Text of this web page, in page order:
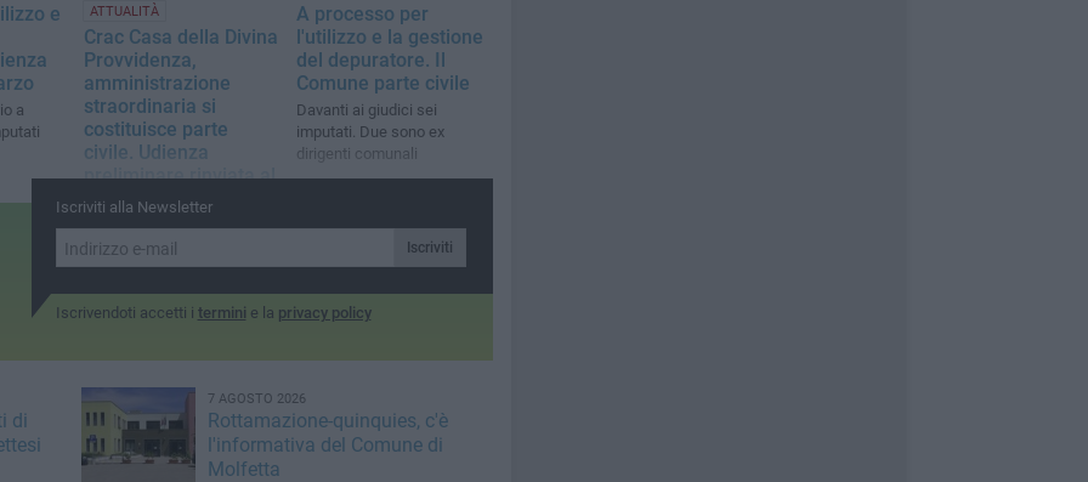
e
a
ATTUALITÀ
Crac Casa della Divina
Provvidenza,
amministrazione
straordinaria si
costituisce parte
civile. Udienza
preliminare rinviata al
17 marzo
Il gip Angela Schiralli
concede 45 giorni ai legali
difensori degli indagati per
analizzare la memoria
tecnico-contabile
A processo per
l'utilizzo e la gestione
del depuratore. Il
Comune parte civile
Davanti ai giudici sei
imputati. Due sono ex
dirigenti comunali
Iscriviti alla Newsletter
Iscriviti
Iscrivendoti accetti i termini e la privacy policy
di
7 AGOSTO 2026
Rottamazione-quinquies, c'è
l'informativa del Comune di
Molfetta